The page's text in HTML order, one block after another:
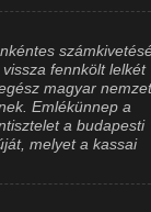
fennkölt lelkét
magyar
Emlékünnep a
a budapesti
melyet a kassai